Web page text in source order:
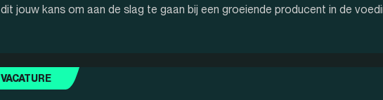
dit jouw kans om aan de slag te gaan bij een groeiende producent in de
VACATURE